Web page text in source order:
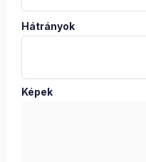
Hátrányok
Képek